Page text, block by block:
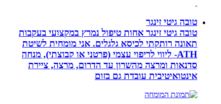
טובה גיטי זינגר
טובה גיטי זינגר אחות טיפול נמרץ במקצועי בעקבות
תאונה רותקתי לכיסא גלגלים. אני מומחית לשיטת
ATH- ליווי לריפוי עצמי (פרטני או קבוצתי), מנחה
סדנאות ומרצה מהשרון עד הדרום, מרצה, ציירת
אינטואיטיבית עובדת גם בזום